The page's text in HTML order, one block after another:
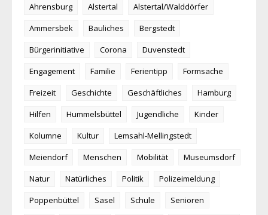
Ahrensburg Alstertal
Alstertal/Walddörfer
Ammersbek
Bauliches
Bergstedt
Bürgerinitiative
Corona
Duvenstedt
Engagement
Familie Ferientipp
Formsache
Freizeit
Geschichte Geschäftliches
Hamburg
Hilfen
Hummelsbüttel Jugendliche
Kinder
Kolumne
Kultur
Lemsahl-Mellingstedt
Meiendorf
Menschen Mobilität
Museumsdorf
Natur
Natürliches Politik
Polizeimeldung
Poppenbüttel
Sasel Schule
Senioren